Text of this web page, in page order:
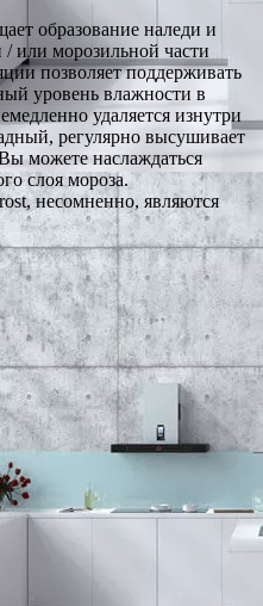
образование наледи и
или морозильной части
позволяет поддерживать
уровень влажности в
удаляется изнутри
регулярно высушивает
можете наслаждаться
слоя мороза.
несомненно, являются